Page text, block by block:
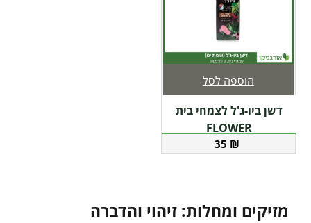
דשן ביו-ג'ל לצמחי בית
FLOWER
35 ₪
הוספה לסל
מזיקים ומחלות: זיהוי והדברה